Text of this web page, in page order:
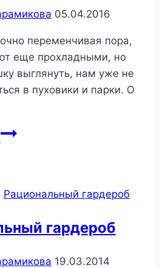
05.04.2016
переменчивая пора,
еще прохладными, но
выглянуть, нам уже не
в пуховики и парки. О
Тенденции
года
Рациональный гардероб
гардероб
19.03.2014